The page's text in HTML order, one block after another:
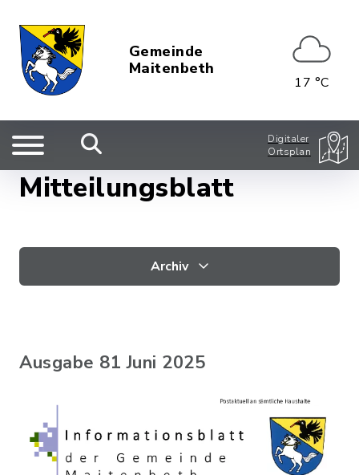
Gemeinde
Maitenbeth
17 °C
Digitaler
Ortsplan
Mitteilungsblatt
Archiv
Ausgabe 81 Juni 2025